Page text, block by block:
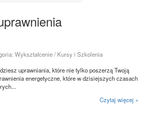
Wykształcenie / Kursy i Szkolenia
uprawniania, które nie tylko poszerzą Twoją
energetyczne, które w dzisiejszych czasach
Czytaj więcej »